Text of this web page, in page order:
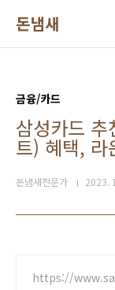
돈냄새
금융/카드
삼성카드
트) 혜택, 라
돈냄새전문가 2023.
https://